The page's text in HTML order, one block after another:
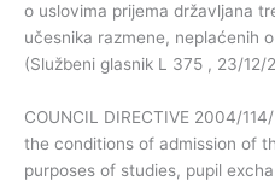
o uslovima prijema državljana
učesnika razmene, neplaćenih
(Službeni glasnik L 375 , 23/12/
COUNCIL DIRECTIVE 2004/
the conditions of admission of
purposes of studies, pupil